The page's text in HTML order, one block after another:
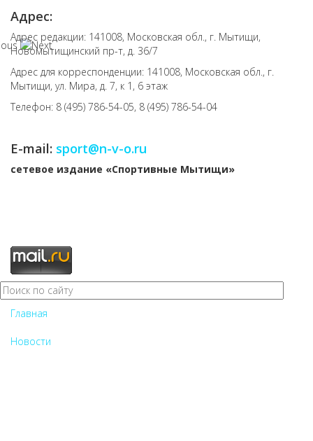
Адрес:
Адрес редакции: 141008, Московская обл., г. Мытищи,
Новомытищинский пр-т, д. 36/7
Адрес для корреспонденции: 141008, Московская обл., г.
Мытищи, ул. Мира, д. 7, к 1, 6 этаж
Телефон: 8 (495) 786-54-05, 8 (495) 786-54-04
E-mail: sport@n-v-o.ru
cетевое издание «Спортивные Мытищи»
Главная
Новости